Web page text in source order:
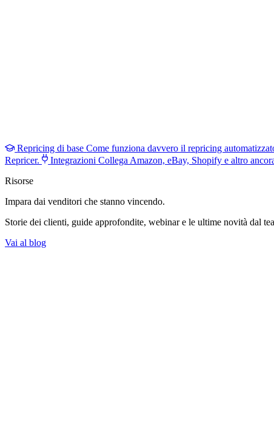
Repricing di base Come funziona davvero il repricing
Repricer.
Integrazioni Collega Amazon, eBay, Shopify e altro
Risorse
Impara dai venditori che stanno vincendo.
Storie dei clienti, guide approfondite, webinar e le ultime novità dal
Vai al blog